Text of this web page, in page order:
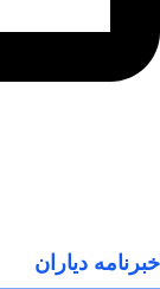
خبرنامه دیاران